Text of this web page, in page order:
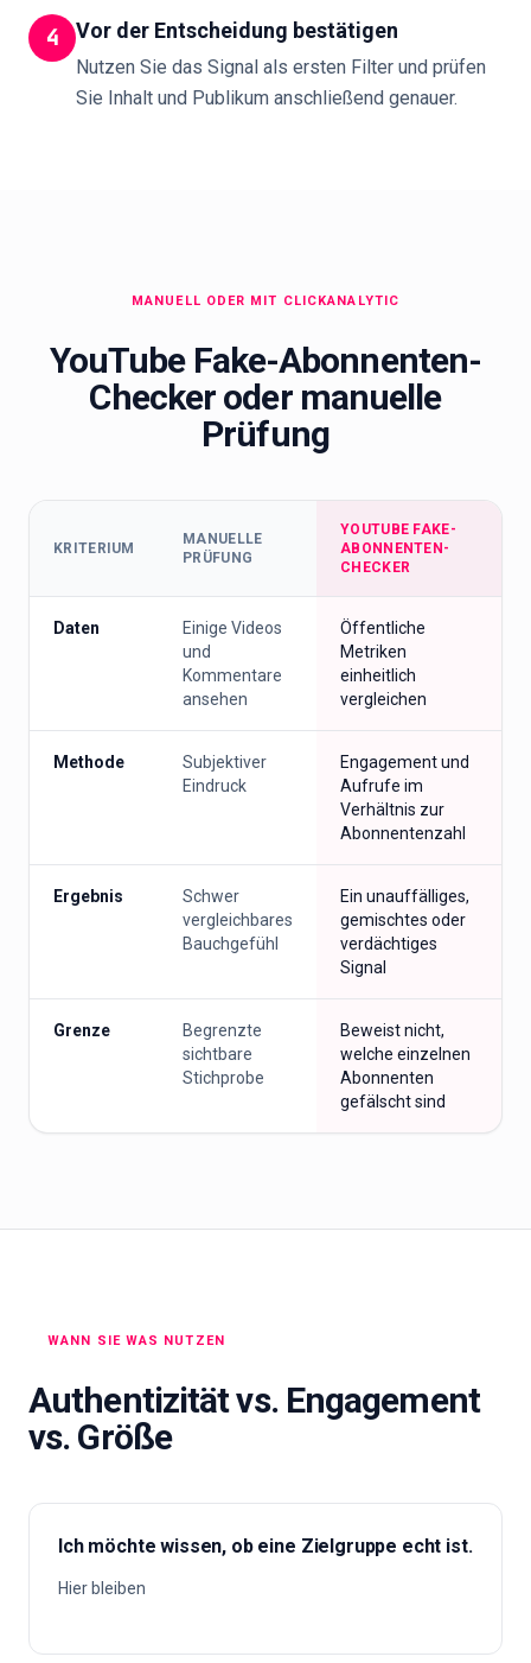
4 Vor der Entscheidung bestätigen
Nutzen Sie das Signal als ersten Filter und prüfen
Sie Inhalt und Publikum anschließend genauer.
MANUELL ODER MIT CLICKANALYTIC
YouTube Fake-Abonnenten-
Checker oder manuelle
Prüfung
KRITERIUM
MANUELLE
PRÜFUNG
YOUTUBE FAKE-
ABONNENTEN-
CHECKER
Daten
Einige Videos
und
Kommentare
ansehen
Öffentliche
Metriken
einheitlich
vergleichen
Methode
Subjektiver
Eindruck
Engagement und
Aufrufe im
Verhältnis zur
Abonnentenzahl
Ergebnis
Schwer
vergleichbares
Bauchgefühl
Ein unauffälliges,
gemischtes oder
verdächtiges
Signal
Grenze
Begrenzte
sichtbare
Stichprobe
Beweist nicht,
welche einzelnen
Abonnenten
gefälscht sind
WANN SIE WAS NUTZEN
Authentizität vs. Engagement
vs. Größe
Ich möchte wissen, ob eine Zielgruppe echt ist.
Hier bleiben